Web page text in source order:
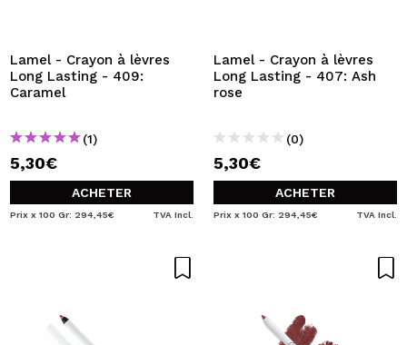
Lamel - Crayon à lèvres
Long Lasting - 409:
Caramel
(1)
5,30€
ACHETER
Prix x 100 Gr: 294,45€ TVA Incl.
Lamel - Crayon à lèvres
Long Lasting - 407: Ash
rose
(0)
5,30€
ACHETER
Prix x 100 Gr: 294,45€ TVA Incl.